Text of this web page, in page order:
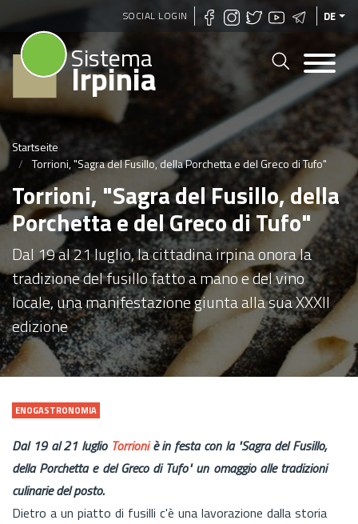
Direkt
zum
Inhalt
SOCIAL LOGIN DE
Sistema
Irpinia
Startseite
Torrioni, "Sagra del Fusillo, della Porchetta e del Greco di Tufo"
Torrioni, "Sagra del Fusillo, della
Porchetta e del Greco di Tufo"
Dal 19 al 21 luglio, la cittadina irpina onora la
tradizione del fusillo fatto a mano e del vino
locale, una manifestazione giunta alla sua XXXII
edizione
ENOGASTRONOMIA
Dal 19 al 21 luglio Torrioniè in festa con la "Sagra del Fusillo,
della Porchetta e del Greco di Tufo" un omaggio alle tradizioni
culinarie del posto.
Dietro a un piatto di fusilli c'è una lavorazione dalla storia